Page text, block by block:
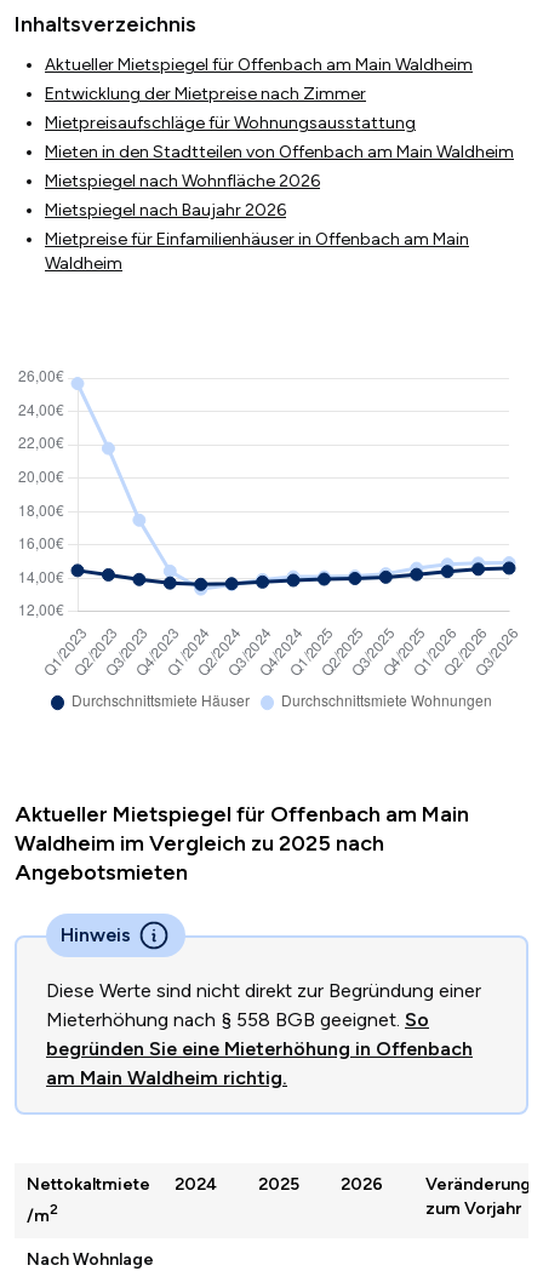
Inhaltsverzeichnis
Aktueller Mietspiegel für Offenbach am Main Waldheim
Entwicklung der Mietpreise nach Zimmer
Mietpreisaufschläge für Wohnungsausstattung
Mieten in den Stadtteilen von Offenbach am Main Waldheim
Mietspiegel nach Wohnfläche 2026
Mietspiegel nach Baujahr 2026
Mietpreise für Einfamilienhäuser in Offenbach am Main
Waldheim
Aktueller Mietspiegel für Offenbach am Main
Waldheim im Vergleich zu 2025 nach
Angebotsmieten
Hinweis
Diese Werte sind nicht direkt zur Begründung einer
Mieterhöhung nach § 558 BGB geeignet. So
begründen Sie eine Mieterhöhung in Offenbach
am Main Waldheim richtig.
Nettokaltmiete
/m2
2024 2025 2026
Veränderung
zum Vorjahr
Nach Wohnlage